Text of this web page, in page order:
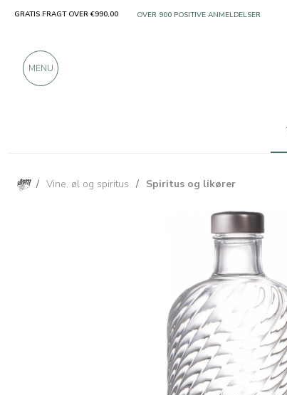
/ Vine, øl og spiritus / Spiritus og likører
GRATIS FRAGT OVER €990,00 KUN PRODUKTER FRA FREMRAGENDE
MENU